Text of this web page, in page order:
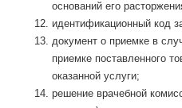
оснований его
идентификационный код
документ о приемке в
приемке поставленного
оказанной услуги;
решение врачебной